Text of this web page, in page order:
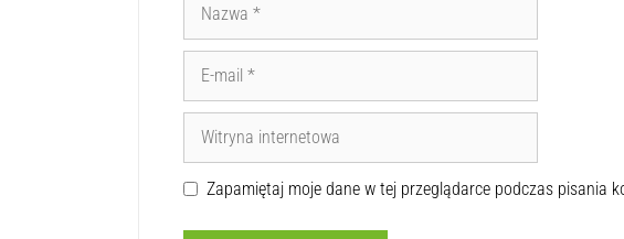
Zapamiętaj moje dane w tej przeglądarce podczas pisania